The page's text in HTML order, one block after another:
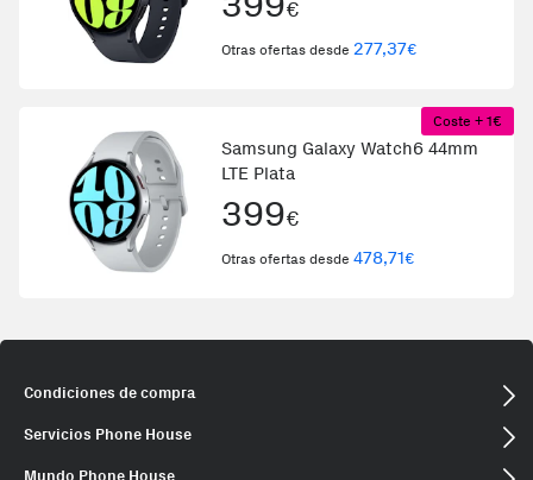
€
Otras ofertas desde277,37€
Coste + 1€
Samsung Galaxy Watch6 44mm
LTE Plata
399€
Otras ofertas desde478,71€
Condiciones de compra
Servicios Phone House
Mundo Phone House